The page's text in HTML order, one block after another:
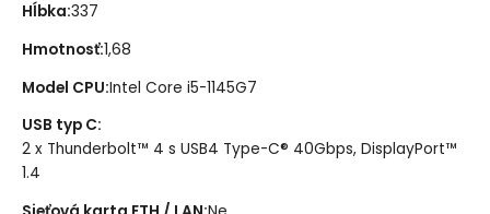
Hĺbka:337
Hmotnosť:1,68
Model CPU:Intel Core i5-1145G7
USB typ C:
2 x Thunderbolt™ 4 s USB4 Type-C® 40Gbps, DisplayPort™
1.4